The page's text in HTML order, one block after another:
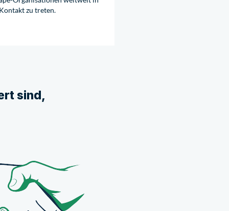
Kontakt zu treten.
sind,